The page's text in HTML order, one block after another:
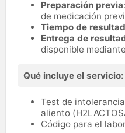
Preparación previa
de medicación
Tiempo de
Entrega de
disponible
Qué incluye el servicio:
Test de
aliento
Código para el